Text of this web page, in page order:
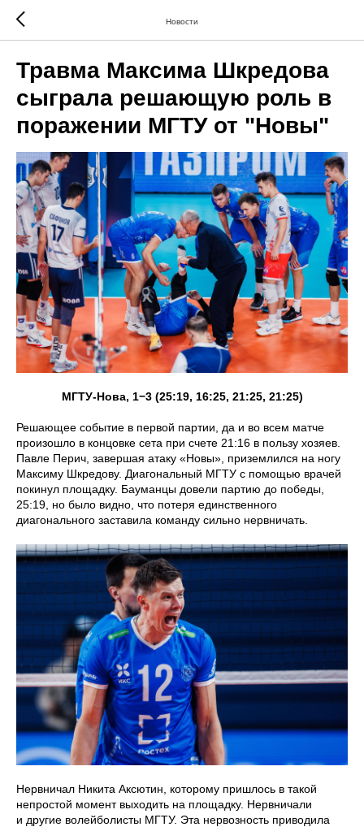
Новости
Травма Максима Шкредова
сыграла решающую роль в
поражении МГТУ от "Новы"
МГТУ-Нова, 1−3 (25:19, 16:25, 21:25, 21:25)
Решающее событие в первой партии, да и во всем матче
произошло в концовке сета при счете 21:16 в пользу хозяев.
Павле Перич, завершая атаку «Новы», приземлился на ногу
Максиму Шкредову. Диагональный МГТУ с помощью врачей
покинул площадку. Бауманцы довели партию до победы,
25:19, но было видно, что потеря единственного
диагонального заставила команду сильно нервничать.
Нервничал Никита Аксютин, которому пришлось в такой
непростой момент выходить на площадку. Нервничали
и другие волейболисты МГТУ. Эта нервозность приводила